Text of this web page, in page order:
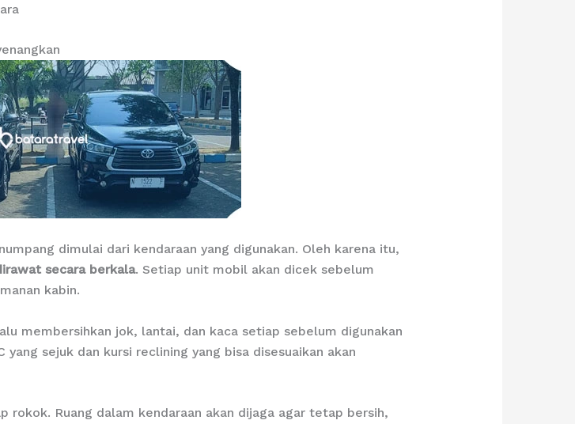
dimulai dari kendaraan yang digunakan. Oleh karena itu,
secara berkala. Setiap unit mobil akan dicek sebelum
kabin.
membersihkan jok, lantai, dan kaca setiap sebelum digunakan
sejuk dan kursi reclining yang bisa disesuaikan akan
rokok. Ruang dalam kendaraan akan dijaga agar tetap bersih,